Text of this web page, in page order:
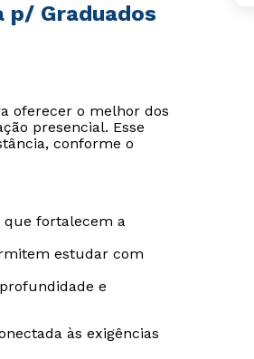
p/ Graduados
oferecer o melhor dos
presencial. Esse
conforme o
que fortalecem a
estudar com
e
às exigências